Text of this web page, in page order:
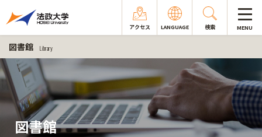
アクセス LANGUAGE 検索 MENU
図書館 Library
図書館